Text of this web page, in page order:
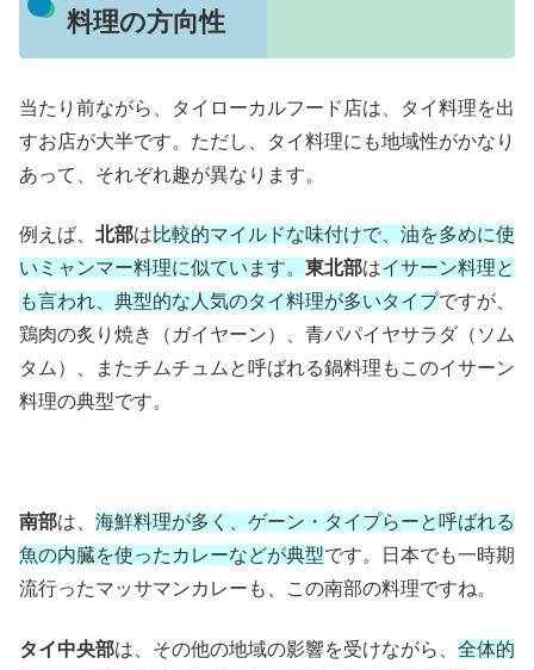
料理の方向性
当たり前ながら、タイローカルフード店は、タイ料理を出
すお店が大半です。ただし、タイ料理にも地域性がかなり
あって、それぞれ趣が異なります。
例えば、 北部は比較的マイルドな味付けで、油を多めに使
いミャンマー料理に似ています。 東北部はイサーン料理と
も言われ、典型的な人気のタイ料理が多いタイプですが、
鶏肉の炙り焼き（ガイヤーン）、青パパイヤサラダ（ソム
タム）、またチムチュムと呼ばれる鍋料理もこのイサーン
料理の典型です。
南部は、 海鮮料理が多く、ゲーン・タイプらーと呼ばれる
魚の内臓を使ったカレーなどが典型です。日本でも一時期
流行ったマッサマンカレーも、この南部の料理ですね。
タイ中央部は、その他の地域の影響を受けながら、 全体的